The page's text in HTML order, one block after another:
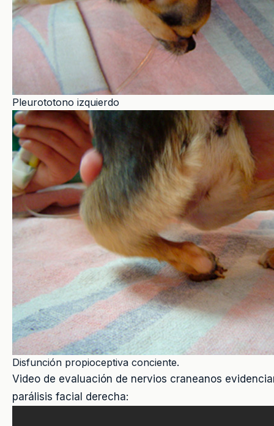
Pleurototono izquierdo
Disfunción propioceptiva conciente.
Video de evaluación de nervios craneanos
parálisis facial derecha: